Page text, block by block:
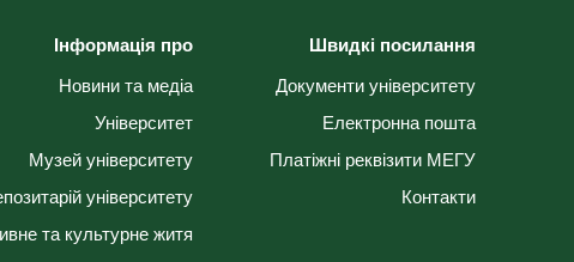
Інформація про
Новини та медіа
Університет
Музей університету
університету
та культурне житя
Швидкі посилання
Документи університету
Електронна пошта
Платіжні реквізити МЕГУ
Контакти